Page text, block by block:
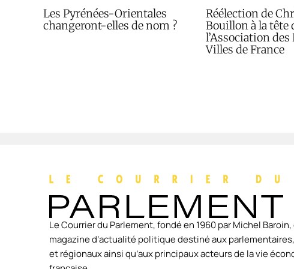
Les Pyrénées-Orientales
changeront-elles de nom ?
Réélection de
Bouillon à la tête
l’Association des
Villes de France
Le Courrier du Parlement, fondé en 1960 par Michel
magazine d’actualité politique destiné aux
et régionaux ainsi qu’aux principaux acteurs de la vie